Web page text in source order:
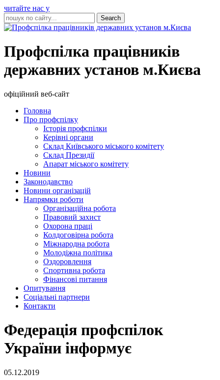
читайте нас у
Профспілка працівників
державних установ м.Києва
офіційний веб-сайт
Головна
Про профспілку
Історія профспілки
Керівні органи
Склад Київського міського комітету
Склад Президії
Апарат міського комітету
Новини
Законодавство
Новини організацій
Напрямки роботи
Організаційна робота
Правовий захист
Охорона праці
Колдоговірна робота
Міжнародна робота
Молодіжна політика
Оздоровлення
Спортивна робота
Фінансові питання
Опитування
Соціальні партнери
Контакти
Федерація профспілок
України інформує
05.12.2019